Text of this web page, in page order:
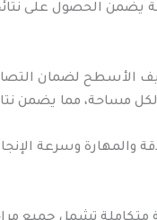
يضمن الحصول على
الأسطح لضمان
مساحة، مما يضمن
والمهارة وسرعة